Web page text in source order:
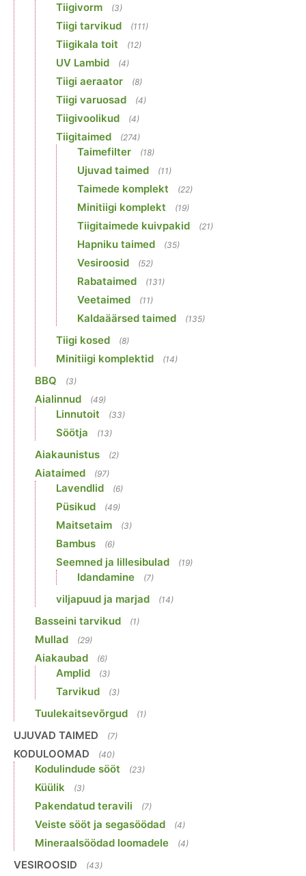
Tiigivorm (3)
Tiigi tarvikud (111)
Tiigikala toit (12)
UV Lambid (4)
Tiigi aeraator (8)
Tiigi varuosad (4)
Tiigivoolikud (4)
Tiigitaimed (274)
Taimefilter (18)
Ujuvad taimed (11)
Taimede komplekt (22)
Minitiigi komplekt (19)
Tiigitaimede kuivpakid (21)
Hapniku taimed (35)
Vesiroosid (52)
Rabataimed (131)
Veetaimed (11)
Kaldaäärsed taimed (135)
Tiigi kosed (8)
Minitiigi komplektid (14)
BBQ (3)
Aialinnud (49)
Linnutoit (33)
Söötja (13)
Aiakaunistus (2)
Aiataimed (97)
Lavendlid (6)
Püsikud (49)
Maitsetaim (3)
Bambus (6)
Seemned ja lillesibulad (19)
Idandamine (7)
viljapuud ja marjad (14)
Basseini tarvikud (1)
Mullad (29)
Aiakaubad (6)
Amplid (3)
Tarvikud (3)
Tuulekaitsevõrgud (1)
UJUVAD TAIMED (7)
KODULOOMAD (40)
Kodulindude sööt (23)
Küülik (3)
Pakendatud teravili (7)
Veiste sööt ja segasöödad (4)
Mineraalsöödad loomadele (4)
VESIROOSID (43)